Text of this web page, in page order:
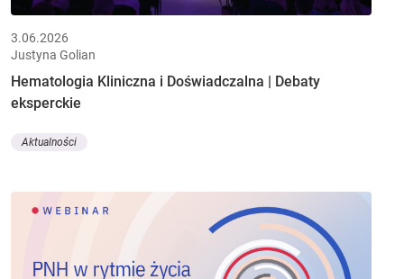
3.06.2026
Justyna Golian
Hematologia Kliniczna i Doświadczalna | Debaty
eksperckie
Aktualności